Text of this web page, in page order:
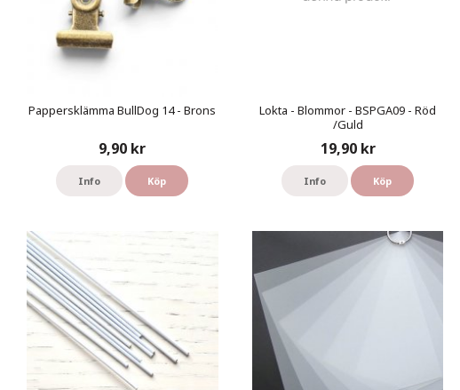
Pappersklämma BullDog 14 - Brons
9,90 kr
Info Köp
Lokta - Blommor - BSPGA09 - Röd
/Guld
19,90 kr
Info Köp